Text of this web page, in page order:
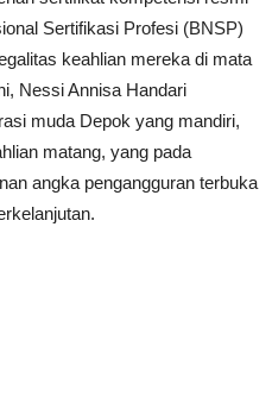
Sertifikasi Profesi (BNSP)
keahlian mereka di mata
Nessi Annisa Handari
muda Depok yang mandiri,
matang, yang pada
angka pengangguran terbuka